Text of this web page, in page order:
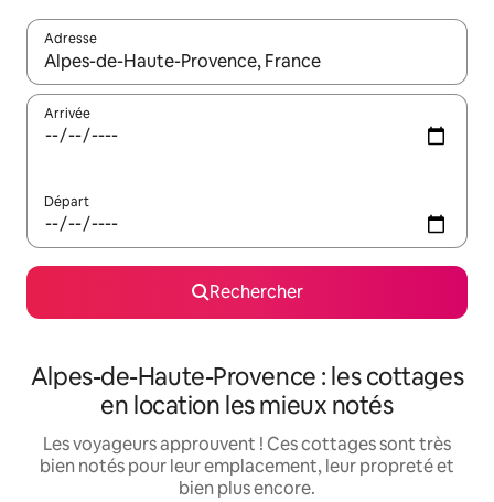
Adresse
Lorsque les résultats s'affichent, utilisez les flèches vers le
Arrivée
Départ
Rechercher
Alpes-de-Haute-Provence : les cottages
en location les mieux notés
Les voyageurs approuvent ! Ces cottages sont très
bien notés pour leur emplacement, leur propreté et
bien plus encore.